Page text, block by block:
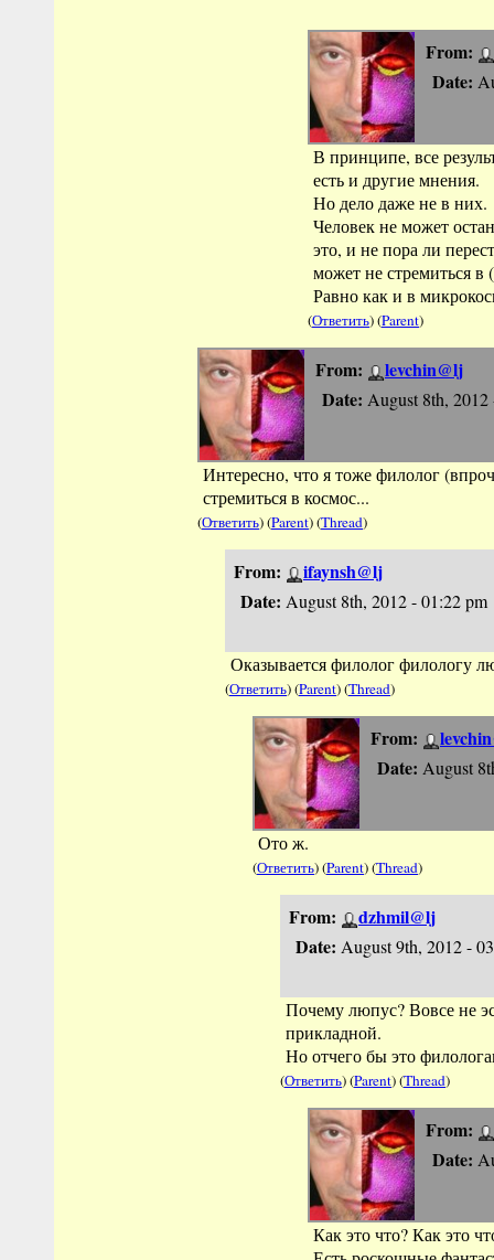
From:
Date:
В принципе, все
есть и другие мнения.
Но дело даже не в них.
Человек не может
это, и не пора ли
может не стремиться в
Равно как и в
(Ответить) (Parent)
From:
levchin@lj
Date: August 8th, 2012
Интересно, что я тоже филолог
стремиться в космос...
(Ответить) (Parent) (Thread)
From:
ifaynsh@lj
Date: August 8th, 2012 - 01:22 pm
Оказывается филолог филологу
(Ответить) (Parent) (Thread)
From:
Date: August
Ото ж.
(Ответить) (Parent) (Thread)
From:
dzhmil@lj
Date: August 9th, 2012 -
Почему люпус? Вовсе не
прикладной.
Но отчего бы это
(Ответить) (Parent) (Thread)
From:
Date:
Как это что? Как это